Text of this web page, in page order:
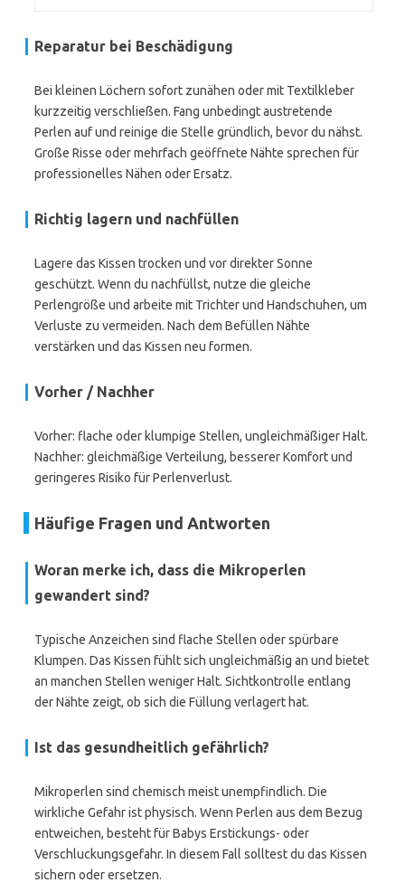
Reparatur bei Beschädigung
Bei kleinen Löchern sofort zunähen oder mit Textilkleber
kurzzeitig verschließen. Fang unbedingt austretende
Perlen auf und reinige die Stelle gründlich, bevor du nähst.
Große Risse oder mehrfach geöffnete Nähte sprechen für
professionelles Nähen oder Ersatz.
Richtig lagern und nachfüllen
Lagere das Kissen trocken und vor direkter Sonne
geschützt. Wenn du nachfüllst, nutze die gleiche
Perlengröße und arbeite mit Trichter und Handschuhen, um
Verluste zu vermeiden. Nach dem Befüllen Nähte
verstärken und das Kissen neu formen.
Vorher / Nachher
Vorher: flache oder klumpige Stellen, ungleichmäßiger Halt.
Nachher: gleichmäßige Verteilung, besserer Komfort und
geringeres Risiko für Perlenverlust.
Häufige Fragen und Antworten
Woran merke ich, dass die Mikroperlen
gewandert sind?
Typische Anzeichen sind flache Stellen oder spürbare
Klumpen. Das Kissen fühlt sich ungleichmäßig an und bietet
an manchen Stellen weniger Halt. Sichtkontrolle entlang
der Nähte zeigt, ob sich die Füllung verlagert hat.
Ist das gesundheitlich gefährlich?
Mikroperlen sind chemisch meist unempfindlich. Die
wirkliche Gefahr ist physisch. Wenn Perlen aus dem Bezug
entweichen, besteht für Babys Erstickungs- oder
Verschluckungsgefahr. In diesem Fall solltest du das Kissen
sichern oder ersetzen.